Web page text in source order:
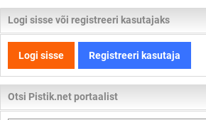
Logi sisse või registreeri kasutajaks
Logi sisse Registreeri kasutaja
Otsi Pistik.net portaalist